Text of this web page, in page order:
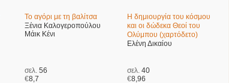
Το αγόρι με τη βαλίτσα
Ξένια Καλογεροπούλου
Μάικ Κένι
σελ. 56
€8,7
Η δημιουργία του κόσμου
και οι δώδεκα Θεοί του
Ολύμπου (χαρτόδετο)
Ελένη Δικαίου
σελ. 40
€8,96